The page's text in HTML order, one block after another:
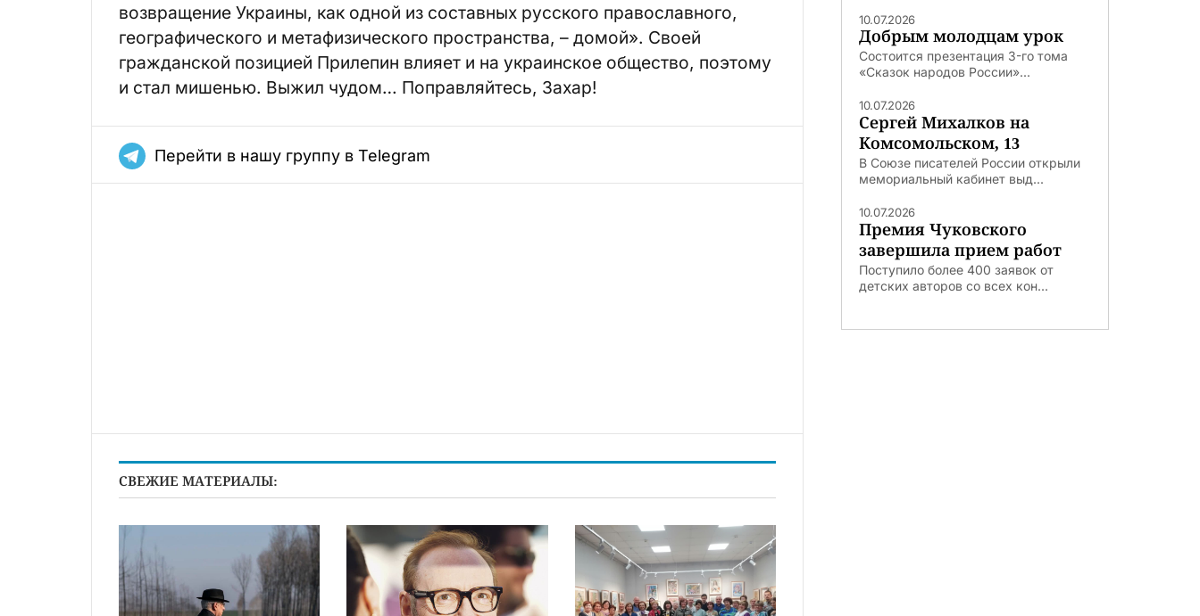
возвращение Украины, как одной из составных русского православного,
географического и метафизического пространства, – домой». Своей
гражданской позицией Прилепин влияет и на украинское общество, поэтому
и стал мишенью. Выжил чудом… Поправляйтесь, Захар!
Перейти в нашу группу в Telegram
СВЕЖИЕ МАТЕРИАЛЫ:
10.07.2026
Добрым молодцам урок
Состоится презентация 3-го тома
«Сказок народов России»...
10.07.2026
Сергей Михалков на
Комсомольском, 13
В Союзе писателей России открыли
мемориальный кабинет выд...
10.07.2026
Премия Чуковского
завершила прием работ
Поступило более 400 заявок от
детских авторов со всех кон...